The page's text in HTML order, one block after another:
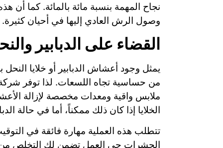
نجاح المهمة بنسبة مائة بالمائة. كما
وصول الرش العادي إليها في أحيان كثيرة.
القضاء على الدبابير
يمثل وجود أعشاش الدبابير أو خلايا
من حساسية تجاه اللسعات. لذا توفر
ملابس واقية ومعدات مخصصة لإزالة
الخلايا إذا كان ذلك ممكناً، أما في حالة
تتطلب هذه العملية مهارة فائقة في
الحشرات حي العمل تضمن لك التخلص من